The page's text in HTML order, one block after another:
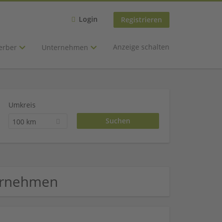
Login Registrieren
Unternehmen Anzeige schalten
Umkreis
100 km